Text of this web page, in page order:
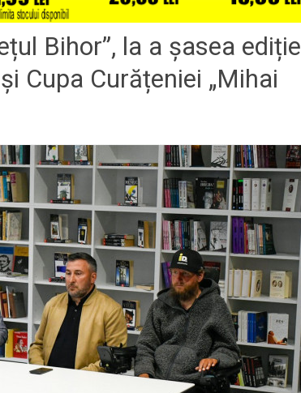
Bihor”, la a șasea ediție
Cupa Curățeniei „Mihai